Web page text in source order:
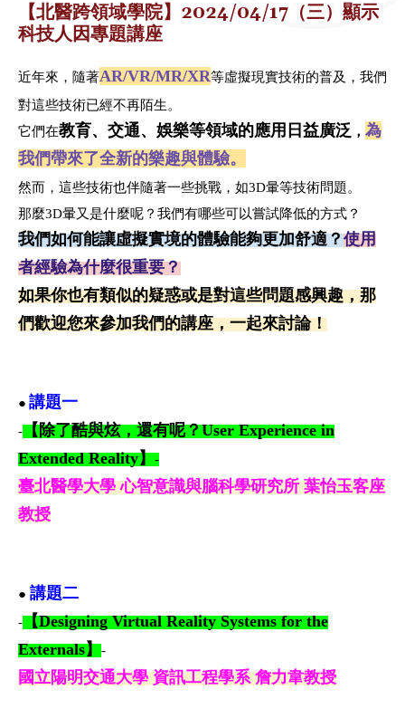
【北醫跨領域學院】2024/04/17（三）顯示
科技人因專題講座
近年來，隨著AR/VR/MR/XR等虛擬現實技術的普及， 我們
對這些技術已經不再陌生。
它們在教育、交通、娛樂等領域的應用日益廣泛 ， 為
我們帶來了全新的樂趣與體驗。
然而，這些技術也伴隨著一些挑戰，如3D暈等技術問題。
那麼3D暈又是什麼呢？我們有哪些可以嘗試降低的方式？
我們如何能讓虛擬實境的體驗能夠更加舒適？使用
者經驗為什麼很重要？
如果你也有類似的疑惑或是對這些問題感興趣，那
們歡迎您來參加我們的講座，一起來討論！
● 講題一
-【除了酷與炫，還有呢？User Experience in
Extended Reality】-
臺北醫學大學 心智意識與腦科學研究所 葉怡玉客座
教授
● 講題二
-【Designing Virtual Reality Systems for the
Externals】-
國立陽明交通大學 資訊工程學系 詹力韋教授